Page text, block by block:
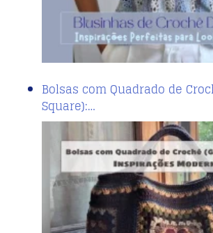
Bolsas com Quadrado de
Square):…